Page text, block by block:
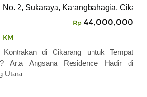
No. 2, Sukaraya, Karangbahagia,
Rp 44,000,000
KM
Kontrakan di Cikarang untuk Tempat
Arta Angsana Residence Hadir di
Utara